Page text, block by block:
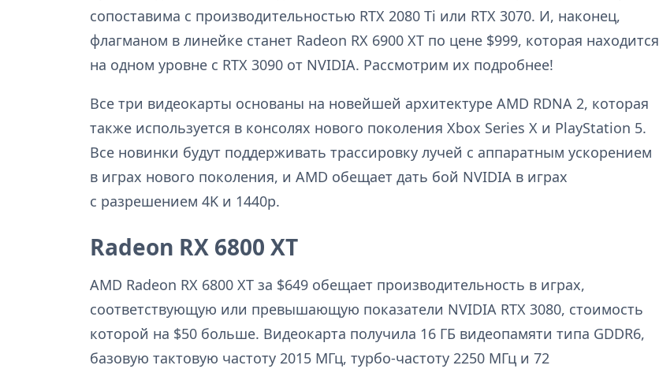
сопоставима с производительностью RTX 2080 Ti или RTX 3070. И, наконец,
флагманом в линейке станет Radeon RX 6900 XT по цене $999, которая находится
на одном уровне с RTX 3090 от NVIDIA. Рассмотрим их подробнее!
Все три видеокарты основаны на новейшей архитектуре AMD RDNA 2, которая
также используется в консолях нового поколения Xbox Series X и PlayStation 5.
Все новинки будут поддерживать трассировку лучей с аппаратным ускорением
в играх нового поколения, и AMD обещает дать бой NVIDIA в играх
с разрешением 4K и 1440p.
Radeon RX 6800 XT
AMD Radeon RX 6800 XT за $649 обещает производительность в играх,
соответствующую или превышающую показатели NVIDIA RTX 3080, стоимость
которой на $50 больше. Видеокарта получила 16 ГБ видеопамяти типа GDDR6,
базовую тактовую частоту 2015 МГц, турбо-частоту 2250 МГц и 72